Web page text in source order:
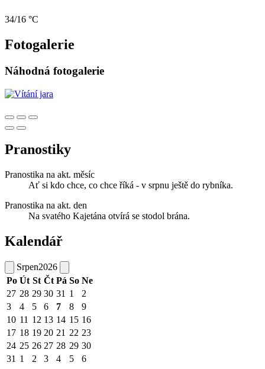
34/16 °C
Fotogalerie
Náhodná fotogalerie
Pranostiky
Pranostika na akt. měsíc
Ať si kdo chce, co chce říká - v srpnu ještě do rybníka.
Pranostika na akt. den
Na svatého Kajetána otvírá se stodol brána.
Kalendář
Srpen2026
Po Út St Čt Pá So Ne
27 28 29 30 31 1
2
3
4 5 6 7 8
9
10 11 12 13 14 15 16
17 18 19 20 21 22 23
24 25 26 27 28 29 30
31 1 2 3 4 5 6